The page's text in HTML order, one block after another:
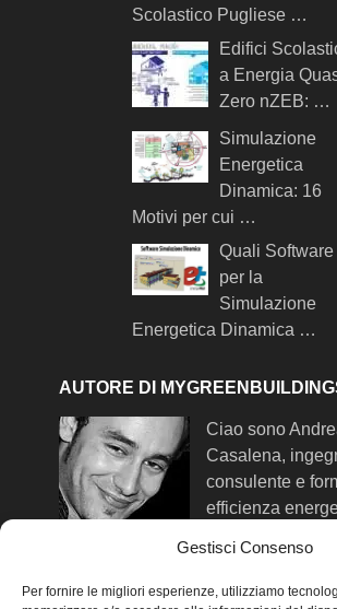
Gestisci Consenso
Per fornire le migliori esperienze, utilizziamo
Scolastico Pugliese …
Edifici
a Energia
Zero nZEB: …
Simulazione
Energetica
Dinamica: 16
Motivi per cui …
Quali Software
per la
Simulazione
Energetica Dinamica …
AUTORE DI
Ciao sono
Casalena,
consulente e
efficienza